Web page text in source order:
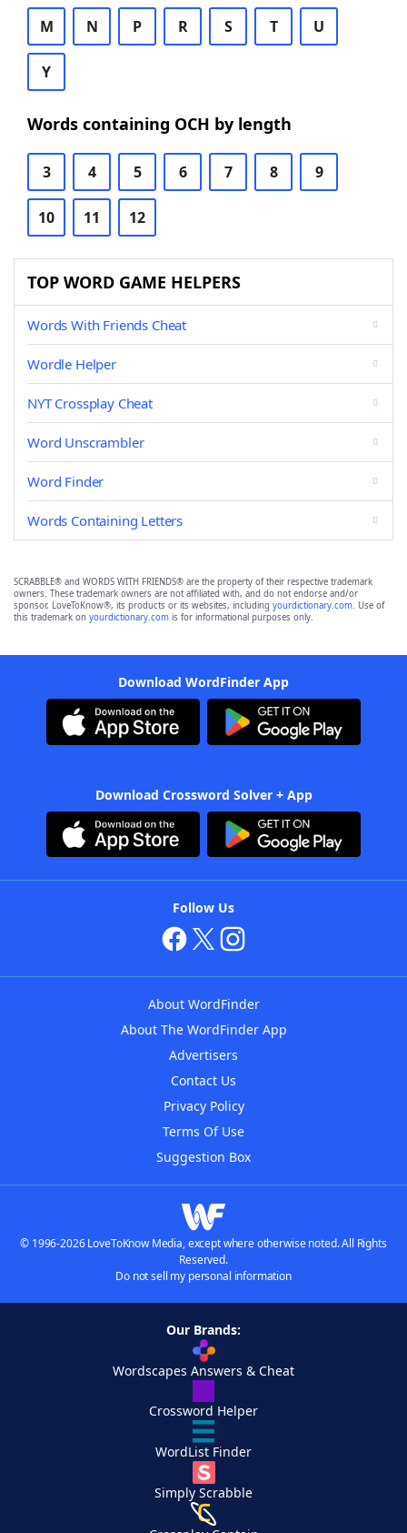
M N P R S T U
Y
Words containing OCH by length
3 4 5 6 7 8 9
10 11 12
TOP WORD GAME HELPERS
Words With Friends Cheat
Wordle Helper
NYT Crossplay Cheat
Word Unscrambler
Word Finder
Words Containing Letters
SCRABBLE® and WORDS WITH FRIENDS® are the property of their respective trademark
owners. These trademark owners are not affiliated with, and do not endorse and/or
sponsor, LoveToKnow®, its products or its websites, including yourdictionary.com. Use of
this trademark on yourdictionary.com is for informational purposes only.
Download WordFinder App
Download Crossword Solver + App
Follow Us
About WordFinder
About The WordFinder App
Advertisers
Contact Us
Privacy Policy
Terms Of Use
Suggestion Box
© 1996-2026 LoveToKnow Media, except where otherwise noted. All Rights
Reserved.
Do not sell my personal information
Our Brands:
Wordscapes Answers & Cheat
Crossword Helper
WordList Finder
Simply Scrabble